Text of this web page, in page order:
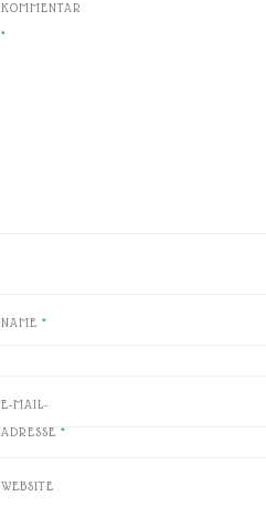
KOMMENTAR
*
NAME *
E-MAIL-
ADRESSE *
WEBSITE